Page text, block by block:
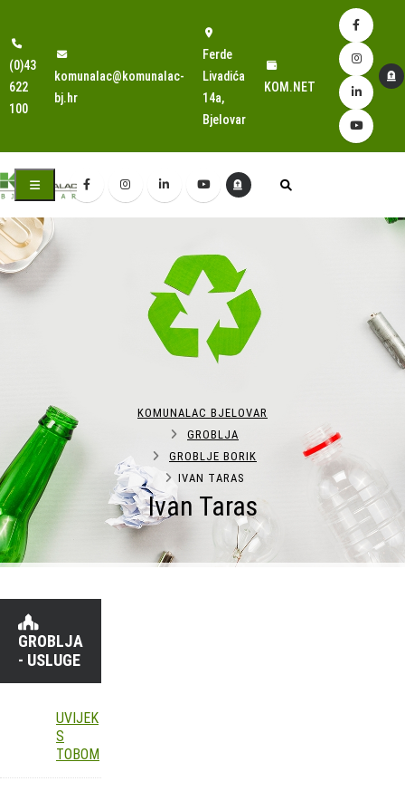
(0)43
622
100
komunalac@komunalac-
bj.hr
Ferde
Livadića
14a,
Bjelovar
KOM.NET
Ivan Taras
KOMUNALAC BJELOVAR
GROBLJA
GROBLJE BORIK
IVAN TARAS
GROBLJA
- USLUGE
UVIJEK
S
TOBOM